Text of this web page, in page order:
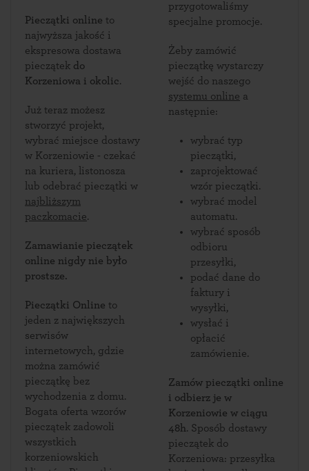
Pieczątki online to
najwyższa jakość i
ekspresowa dostawa
pieczątek do
Korzeniowa i okolic.
Już teraz możesz
stworzyć projekt,
wybrać miejsce dostawy
w Korzeniowie - czekać
na kuriera, listonosza
lub odebrać pieczątki w
najbliższym
paczkomacie.
Zamawianie pieczątek
online nigdy nie było
prostsze.
Pieczątki Online to
jeden z największych
serwisów
internetowych, gdzie
można zamówić
pieczątkę bez
wychodzenia z domu.
Bogata oferta wzorów
pieczątek zadowoli
wszystkich
korzeniowskich
przygotowaliśmy
specjalne promocje.
Żeby zamówić
pieczątkę wystarczy
wejść do naszego
systemu online a
następnie:
wybrać typ
pieczątki,
zaprojektować
wzór pieczątki.
wybrać model
automatu.
wybrać sposób
odbioru
przesyłki,
podać dane do
faktury i
wysyłki,
wysłać i
opłacić
zamówienie.
Zamów pieczątki online
i odbierz je w
Korzeniowie w ciągu
48h. Sposób dostawy
pieczątek do
Korzeniowa: przesyłka